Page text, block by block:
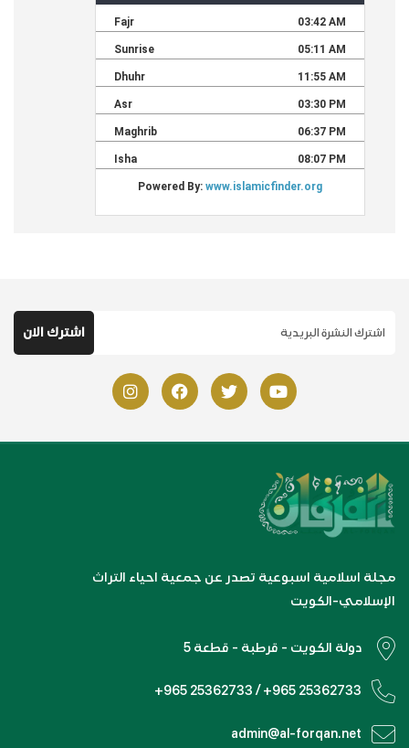
مجلة اسلامية اسبوعية تصدر عن جمعية احياء التراث
الإسلامي-الكويت
دولة الكويت - قرطبة - قطعة 5
+965 25362733 / +965 25362733
admin@al-forqan.net